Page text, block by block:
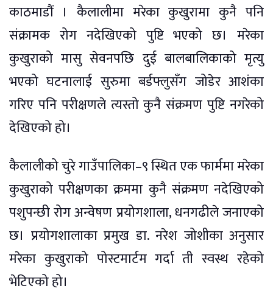
काठमाडौं । कैलालीमा मरेका कुखुरामा कुनै पनि
संक्रामक रोग नदेखिएको पुष्टि भएको छ। मरेका
कुखुराको मासु सेवनपछि दुई बालबालिकाको मृत्यु
भएको घटनालाई सुरुमा बर्डफ्लुसँग जोडेर आशंका
गरिए पनि परीक्षणले त्यस्तो कुनै संक्रमण पुष्टि नगरेको
देखिएको हो।
कैलालीको चुरे गाउँपालिका–९ स्थित एक फार्ममा मरेका
कुखुराको परीक्षणका क्रममा कुनै संक्रमण नदेखिएको
पशुपन्छी रोग अन्वेषण प्रयोगशाला, धनगढीले जनाएको
छ। प्रयोगशालाका प्रमुख डा. नरेश जोशीका अनुसार
मरेका कुखुराको पोस्टमार्टम गर्दा ती स्वस्थ रहेको
भेटिएको हो।